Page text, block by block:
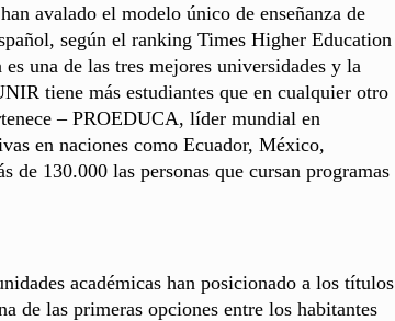
avalado el modelo único de enseñanza de
según el ranking Times Higher Education
una de las tres mejores universidades y la
tiene más estudiantes que en cualquier otro
– PROEDUCA, líder mundial en
en naciones como Ecuador, México,
de 130.000 las personas que cursan programas
académicas han posicionado a los títulos
de las primeras opciones entre los habitantes